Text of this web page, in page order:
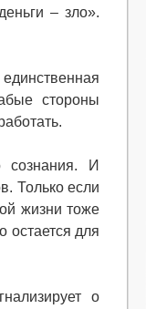
– зло».
стороны
сознания. И
Только если
жизни тоже
остается для
о